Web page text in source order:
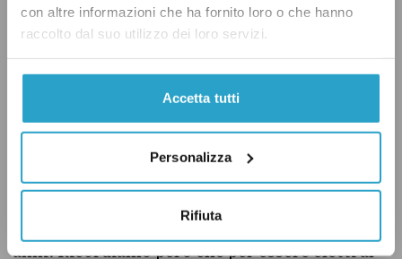
con altre informazioni che ha fornito loro o che hanno
raccolto dal suo utilizzo dei loro servizi.
Accetta tutti
Personalizza
Rifiuta
ricoprire l’incarico dal 1° gennaio al 12 maggio
Senato dal 1983 al 1985 e poi presidente della
Repubblica dal 1985 al 1992.
L’età media dei presidenti
Al momento, l’età media dei presidenti della
Camera è di 55,1 anni, mentre al Senato di 65,9
anni. Ricordiamo però che per essere eletti al